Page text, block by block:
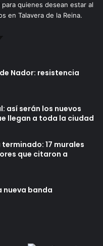
quienes desean estar al
en Talavera de la Reina.
Nador: resistencia
así serán los nuevos
llegan a toda la ciudad
terminado: 17 murales
que citaron a
nueva banda